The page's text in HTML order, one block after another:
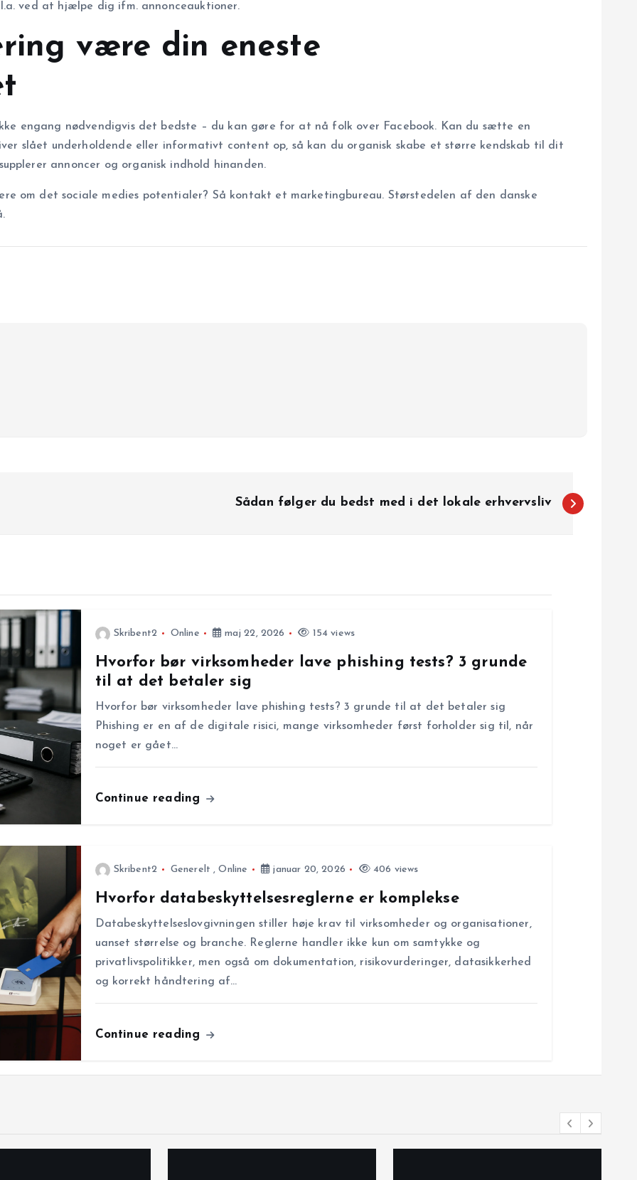
ved at hjælpe dig ifm. annonceauktioner.
være din eneste
engang nødvendigvis det bedste – du kan gøre for at nå folk over Facebook. Kan du sætte en
slået underholdende eller informativt content op, så kan du organisk skabe et større kendskab til dit
annoncer og organisk indhold hinanden.
om det sociale medies potentialer? Så kontakt et marketingbureau. Størstedelen af den danske
Sådan følger du bedst med i det lokale erhvervsliv
Skribent2 Online maj 22, 2026 154 views
Hvorfor bør virksomheder lave phishing tests? 3 grunde
til at det betaler sig
Hvorfor bør virksomheder lave phishing tests? 3 grunde til at det betaler sig
Phishing er en af de digitale risici, mange virksomheder først forholder sig til, når
noget er gået…
Continue reading
Skribent2 Generelt ,Online januar 20, 2026 406 views
Hvorfor databeskyttelsesreglerne er komplekse
Databeskyttelseslovgivningen stiller høje krav til virksomheder og organisationer,
uanset størrelse og branche. Reglerne handler ikke kun om samtykke og
privatlivspolitikker, men også om dokumentation, risikovurderinger, datasikkerhed
og korrekt håndtering af…
Continue reading